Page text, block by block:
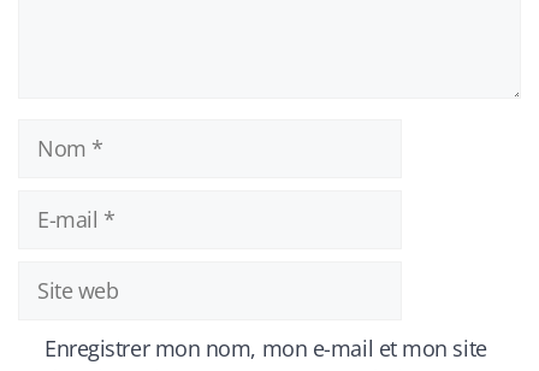
Nom
Site
Enregistrer mon nom, mon e-mail et mon site